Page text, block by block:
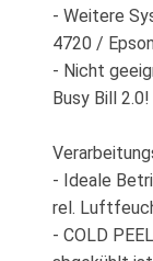
- Weitere
4720 /
- Nicht
Busy Bill 2.0!
- Ideale
rel.
- COLD